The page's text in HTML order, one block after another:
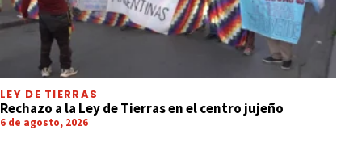
LEY DE TIERRAS
Rechazo a la Ley de Tierras en el centro jujeño
6 de agosto, 2026